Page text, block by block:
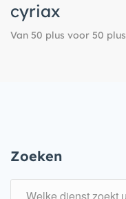
cyriax
Van 50 plus voor 50 plus
Zoeken